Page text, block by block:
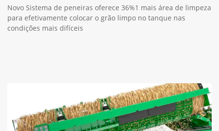
Novo Sistema de peneiras oferece 36%1 mais área de limpeza
para efetivamente colocar o grão limpo no tanque nas
condições mais difíceis